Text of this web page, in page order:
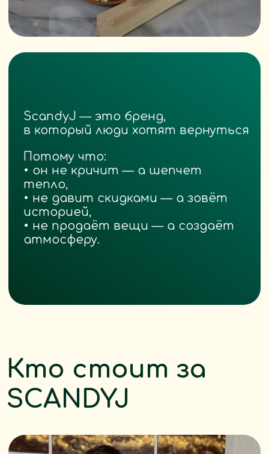
И ещё мастера, редакторы,
Многие из нас идут вместе уже
не подводят.
производство, а ручная забота,
переданная через посуду.
Каталог
Мы делаем посуду вместе.
Чтобы вы — собирались вместе.
Упаковщики
которые собирают каждую посылку
как подарок близкому человеку